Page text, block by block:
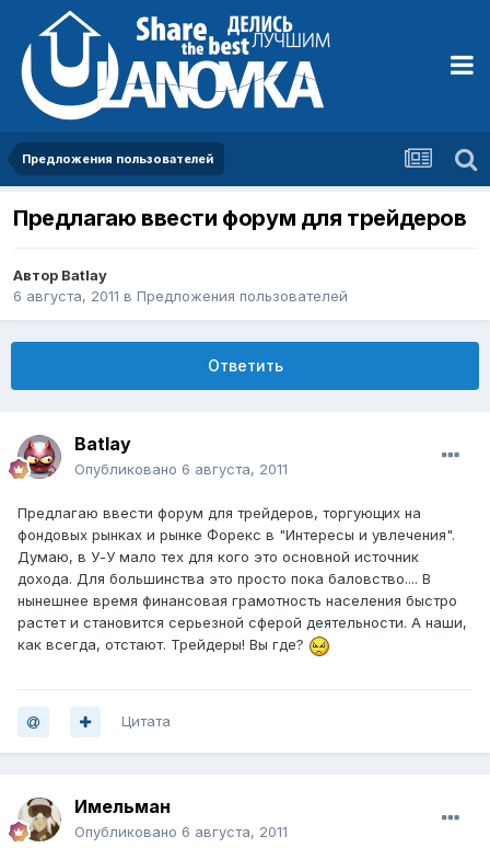
Предложения пользователей
Предлагаю ввести форум для трейдеров
Автор Batlay
6 августа, 2011 в Предложения пользователей
Ответить
Batlay
Опубликовано 6 августа, 2011
Предлагаю ввести форум для трейдеров, торгующих на
фондовых рынках и рынке Форекс в "Интересы и увлечения".
Думаю, в У-У мало тех для кого это основной источник
дохода. Для большинства это просто пока баловство.... В
нынешнее время финансовая грамотность населения быстро
растет и становится серьезной сферой деятельности. А наши,
как всегда, отстают. Трейдеры! Вы где?
Цитата
Имельман
Опубликовано 6 августа, 2011